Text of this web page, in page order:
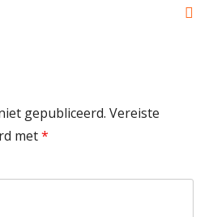
gepubliceerd. Vereiste
met*